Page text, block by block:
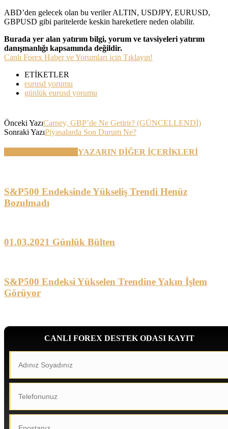
ABD’den gelecek olan bu veriler ALTIN, USDJPY, EURUSD,
GBPUSD gibi paritelerde keskin hareketlere neden olabilir.
Burada yer alan yatırım bilgi, yorum ve tavsiyeleri yatırım
danışmanlığı kapsamında değildir.
Canlı Forex Haber ve Yorumları için Tıklayın!
ETİKETLER
eurusd yorumu
günlük eurusd yorumu
Önceki YazıCarney, GBP’de Ne Getirir? (GÜNCELLENDİ)
Sonraki YazıPiyasalarda Son Durum Ne?
YAZARIN DİĞER İÇERİKLERİ
S&P500 Endeksinde Yükseliş Trendi Henüz
Bozulmadı
01.03.2021 Günlük Bülten
S&P500 Endeksi Yükselen Trendine Yakın İşlem
Görüyor
CANLI FOREX DESTEK ODASI KAYIT